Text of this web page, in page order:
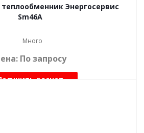
Энергосервис
Sm46A
Много
По запросу
расчет